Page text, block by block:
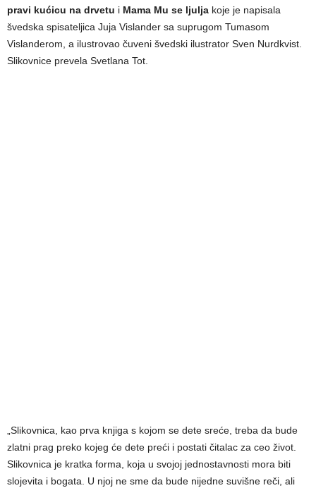
pravi kućicu na drvetu i Mama Mu se ljulja koje je napisala
švedska spisateljica Juja Vislander sa suprugom Tumasom
Vislanderom, a ilustrovao čuveni švedski ilustrator Sven Nurdkvist.
Slikovnice prevela Svetlana Tot.
„Slikovnica, kao prva knjiga s kojom se dete sreće, treba da bude
zlatni prag preko kojeg će dete preći i postati čitalac za ceo život.
Slikovnica je kratka forma, koja u svojoj jednostavnosti mora biti
slojevita i bogata. U njoj ne sme da bude nijedne suvišne reči, ali